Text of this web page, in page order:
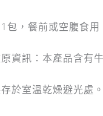
包，餐前或空腹食用
資訊：本產品含有
於室溫乾燥避光處。